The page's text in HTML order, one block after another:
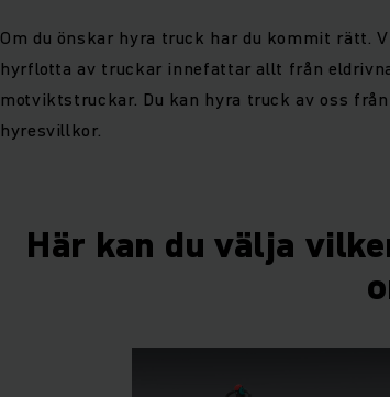
Om du önskar hyra truck har du kommit rätt.
hyrflotta av truckar innefattar allt från
motviktstruckar. Du kan hyra truck av oss
hyresvillkor.
Här kan du välja